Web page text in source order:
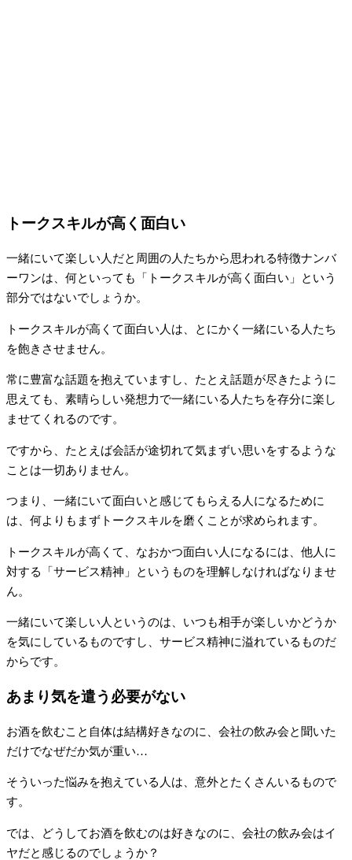
トークスキルが高く面白い
一緒にいて楽しい人だと周囲の人たちから思われる特徴ナンバ
ーワンは、何といっても「トークスキルが高く面白い」という
部分ではないでしょうか。
トークスキルが高くて面白い人は、とにかく一緒にいる人たち
を飽きさせません。
常に豊富な話題を抱えていますし、たとえ話題が尽きたように
思えても、素晴らしい発想力で一緒にいる人たちを存分に楽し
ませてくれるのです。
ですから、たとえば会話が途切れて気まずい思いをするような
ことは一切ありません。
つまり、一緒にいて面白いと感じてもらえる人になるために
は、何よりもまずトークスキルを磨くことが求められます。
トークスキルが高くて、なおかつ面白い人になるには、他人に
対する「サービス精神」というものを理解しなければなりませ
ん。
一緒にいて楽しい人というのは、いつも相手が楽しいかどうか
を気にしているものですし、サービス精神に溢れているものだ
からです。
あまり気を遣う必要がない
お酒を飲むこと自体は結構好きなのに、会社の飲み会と聞いた
だけでなぜだか気が重い…
そういった悩みを抱えている人は、意外とたくさんいるもので
す。
では、どうしてお酒を飲むのは好きなのに、会社の飲み会はイ
ヤだと感じるのでしょうか？